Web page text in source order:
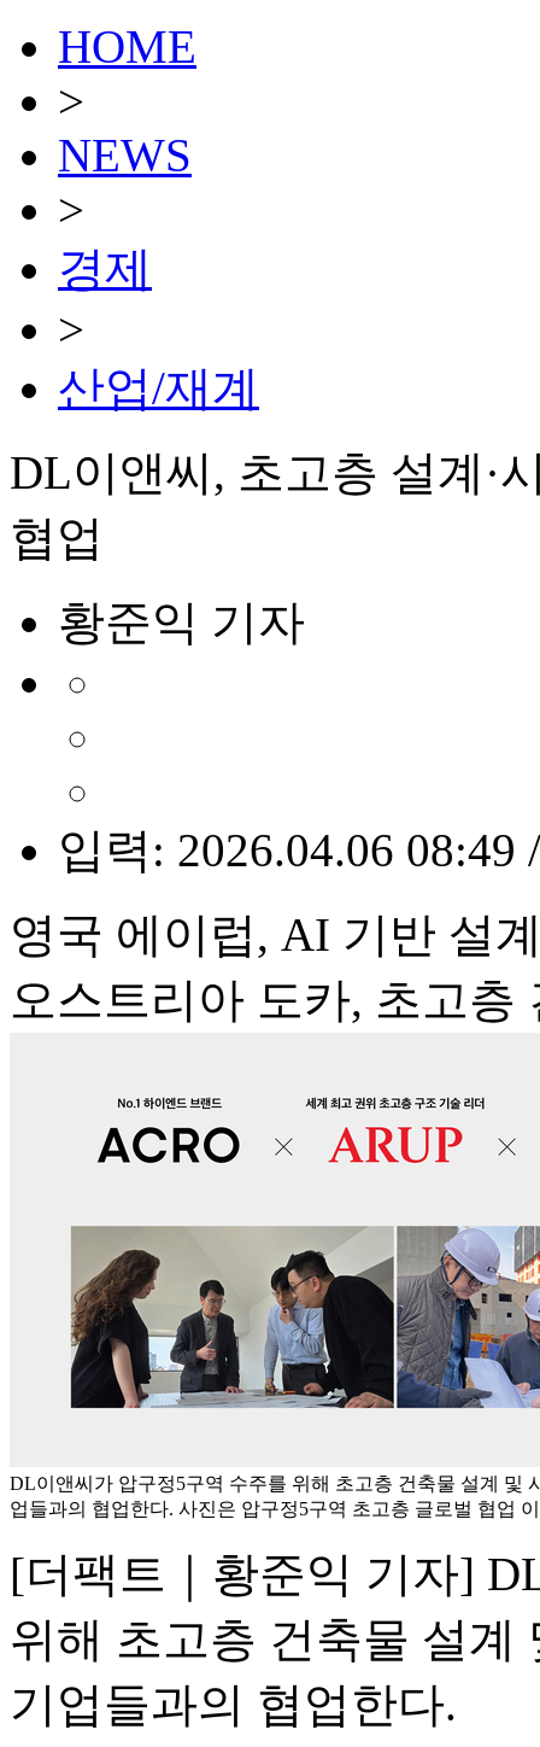
HOME
>
NEWS
>
경제
>
산업/재계
DL이앤씨, 초고층 설계·
협업
황준익 기자
입력: 2026.04.06 08:49
영국 에이럽, AI 기반 설
오스트리아 도카, 초고층
DL이앤씨가 압구정5구역 수주를 위해 초고층 건축물 설계 및
업들과의 협업한다. 사진은 압구정5구역 초고층 글로벌 협업
[더팩트｜황준익 기자]
위해 초고층 건축물 설계
기업들과의 협업한다.